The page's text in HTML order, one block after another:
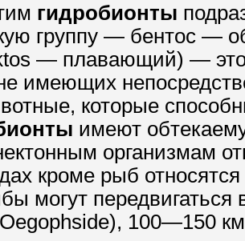
гидробионты
группу — бентос —
— плавающий) — это
имеющих
которые
имеют
организмам
кроме рыб
могут
100—150